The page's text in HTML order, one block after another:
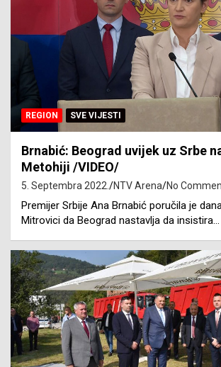
REGION SVE VIJESTI
Brnabić: Beograd uvijek uz Srbe
Metohiji /VIDEO/
5. Septembra 2022. NTV Arena No
Premijer Srbije Ana Brnabić poručila je
Mitrovici da Beograd nastavlja da insistira…